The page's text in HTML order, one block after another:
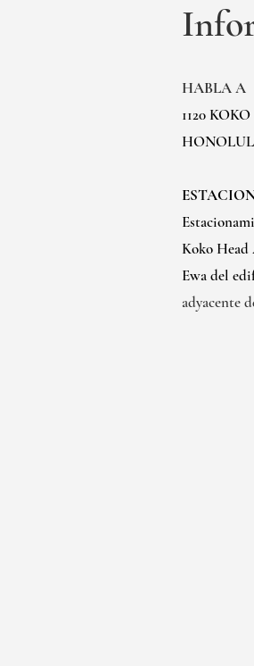
HABLA A
1120
Koko Head
Ewa del
adyacente